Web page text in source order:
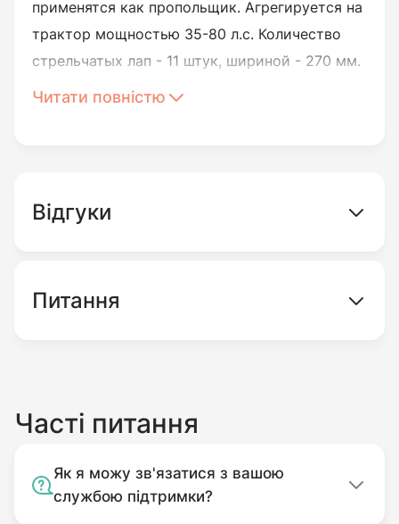
применятся как пропольщик. Агрегируется на
трактор мощностью 35-80 л.с. Количество
стрельчатых лап - 11 штук, шириной - 270 мм.
Читати повністю
Відгуки
Питання
Часті питання
Як я можу зв'язатися з вашою
службою підтримки?